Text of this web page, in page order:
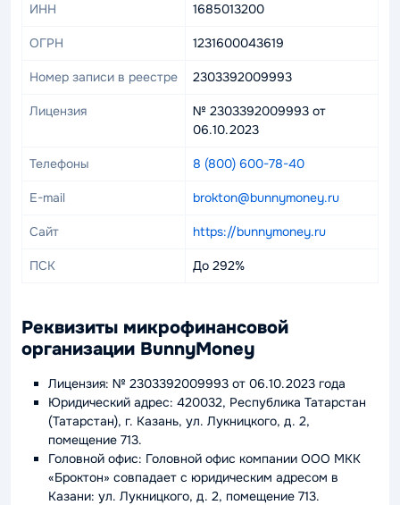
ИНН 1685013200
ОГРН 1231600043619
Номер записи в реестре 2303392009993
Лицензия
№ 2303392009993 от
06.10.2023
Телефоны 8 (800) 600-78-40
E-mail brokton@bunnymoney.ru
Сайт https://bunnymoney.ru
ПСК До 292%
Реквизиты микрофинансовой
организации BunnyMoney
Лицензия: № 2303392009993 от 06.10.2023 года
Юридический адрес: 420032, Республика Татарстан
(Татарстан), г. Казань, ул. Лукницкого, д. 2,
помещение 713.
Головной офис: Головной офис компании ООО МКК
«Броктон» совпадает с юридическим адресом в
Казани: ул. Лукницкого, д. 2, помещение 713.